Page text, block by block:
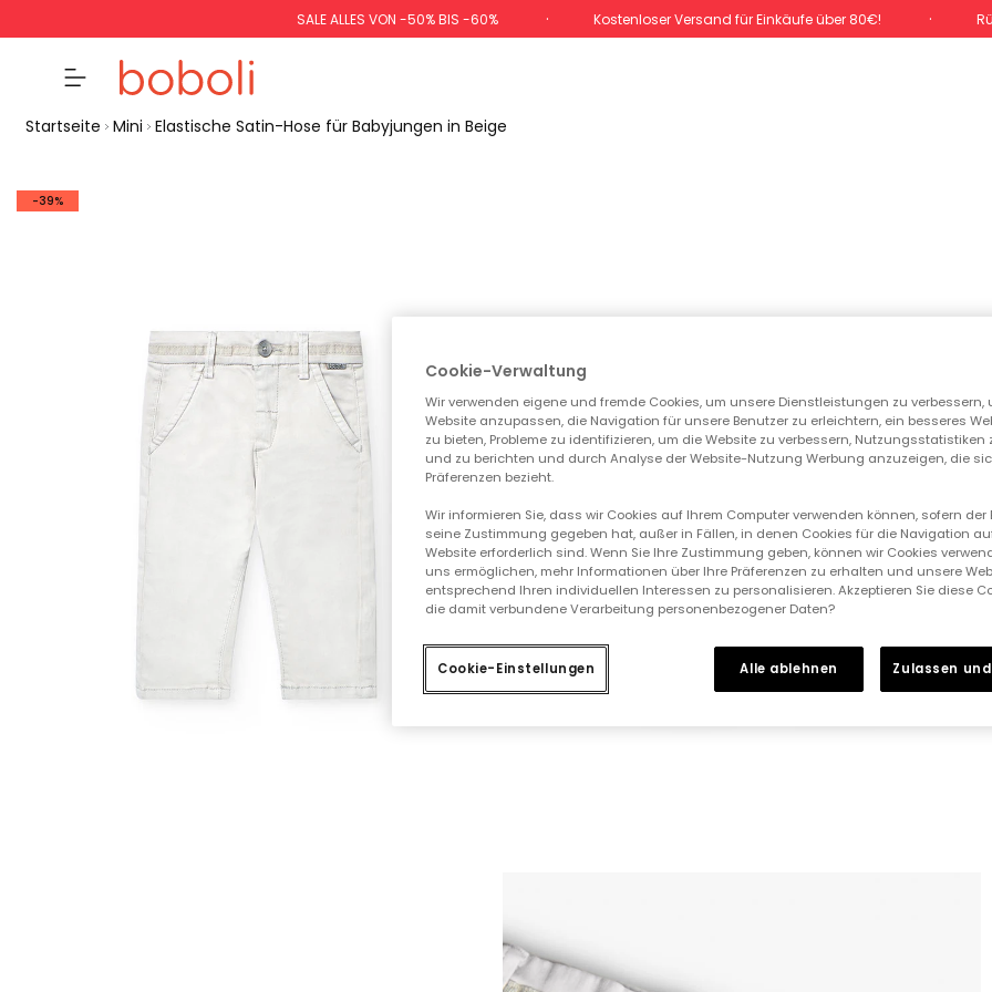
SALE ALLES VON -50% BIS -60% Kostenloser Versand für Einkäufe über 80€!
Startseite Mini Elastische Satin-Hose für Babyjungen in Beige
-39%
Cookie-Verwaltung
Wir verwenden eigene und fremde Cookies, um unsere Dienstleistungen zu verbessern,
Website anzupassen, die Navigation für unsere Benutzer zu erleichtern, ein besseres
zu bieten, Probleme zu identifizieren, um die Website zu verbessern, Nutzungsstatistiken
und zu berichten und durch Analyse der Website-Nutzung Werbung anzuzeigen, die
Präferenzen bezieht.
Wir informieren Sie, dass wir Cookies auf Ihrem Computer verwenden können, sofern der
seine Zustimmung gegeben hat, außer in Fällen, in denen Cookies für die Navigation
Website erforderlich sind. Wenn Sie Ihre Zustimmung geben, können wir Cookies
uns ermöglichen, mehr Informationen über Ihre Präferenzen zu erhalten und unsere
entsprechend Ihren individuellen Interessen zu personalisieren. Akzeptieren Sie diese
die damit verbundene Verarbeitung personenbezogener Daten?
Cookie-Einstellungen Alle ablehnen Zulassen